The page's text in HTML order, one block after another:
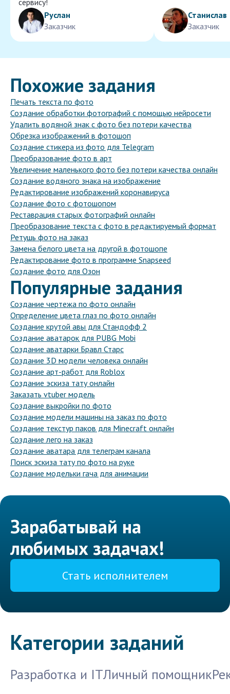
сервису!
Руслан
Заказчик
Станислав
Заказчик
Похожие задания
Печать текста по фото
Создание обработки фотографий с помощью нейросети
Удалить водяной знак с фото без потери качества
Обрезка изображений в фотошоп
Создание стикера из фото для Telegram
Преобразование фото в арт
Увеличение маленького фото без потери качества онлайн
Создание водяного знака на изображение
Редактирование изображений коронавируса
Создание фото с фотошопом
Реставрация старых фотографий онлайн
Преобразование текста с фото в редактируемый формат
Ретушь фото на заказ
Замена белого цвета на другой в фотошопе
Редактирование фото в программе Snapseed
Создание фото для Озон
Популярные задания
Создание чертежа по фото онлайн
Определение цвета глаз по фото онлайн
Создание крутой авы для Стандофф 2
Создание аватарок для PUBG Mobi
Создание аватарки Бравл Старс
Создание 3D модели человека онлайн
Создание арт-работ для Roblox
Создание эскиза тату онлайн
Заказать vtuber модель
Создание выкройки по фото
Создание модели машины на заказ по фото
Создание текстур паков для Minecraft онлайн
Создание лего на заказ
Создание аватара для телеграм канала
Поиск эскиза тату по фото на руке
Создание модельки гача для анимации
Зарабатывай на
любимых задачах!
Стать исполнителем
Категории заданий
Разработка и ITЛичный помощник